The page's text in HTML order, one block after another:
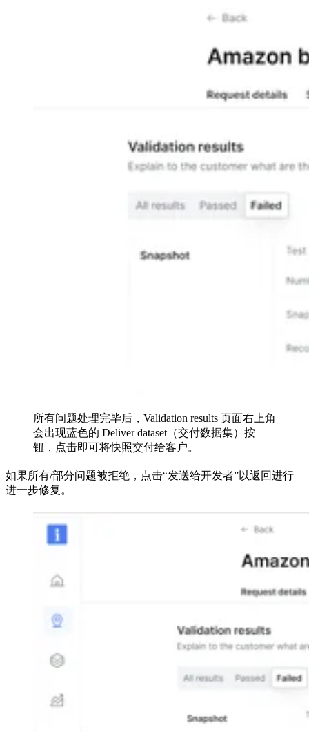
所有问题处理完毕后，Validation results 页面右上角
会出现蓝色的 Deliver dataset（交付数据集）按
钮，点击即可将快照交付给客户。
如果所有/部分问题被拒绝，点击“发送给开发者”以返回进行
进一步修复。